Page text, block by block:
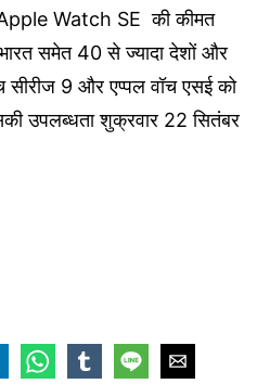
Watch SE की कीमत
समेत 40 से ज्‍यादा देशों और
सीरीज 9 और एप्पल वॉच एसई को
उपलब्धता शुक्रवार 22 सितंबर